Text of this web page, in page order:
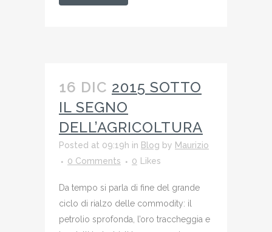
16 DIC 2015 SOTTO
IL SEGNO
DELL’AGRICOLTURA
Posted at 09:19h in Blog by Maurizio
0 Comments
0 Likes
Da tempo si parla di fine del grande
ciclo di rialzo delle commodity: il
petrolio sprofonda, l’oro traccheggia e